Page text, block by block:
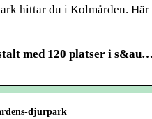
hittar du i Kolmården.
med 120 platser i s&au…
djurpark